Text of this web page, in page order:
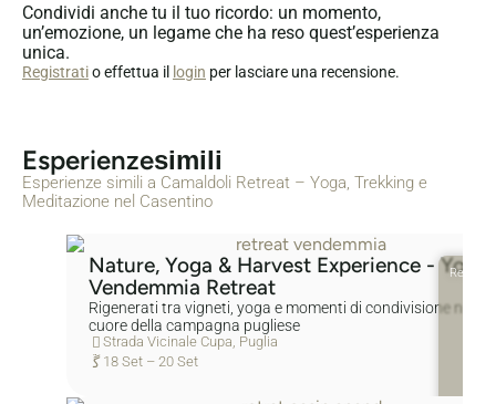
Condividi anche tu il tuo ricordo: un momento,
un’emozione, un legame che ha reso quest’esperienza
unica.
Registratio effettua il login per lasciare una recensione.
Esperienzesimili
Esperienze simili a Camaldoli Retreat – Yoga, Trekking e
Meditazione nel Casentino
Nature, Yoga & Harvest Experience - Yoga
Vendemmia Retreat
Rigenerati tra vigneti, yoga e momenti di condivisione nel
cuore della campagna pugliese
Strada Vicinale Cupa, Puglia
18 Set – 20 Set
Relax